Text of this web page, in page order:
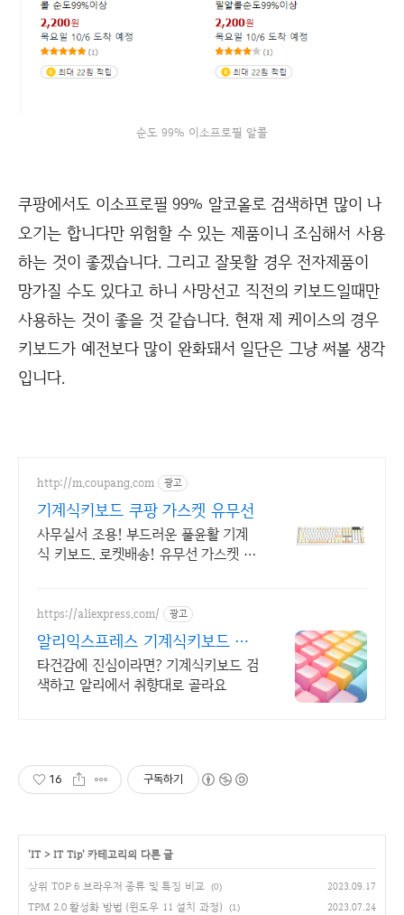
순도 99% 이소프로필 알콜
쿠팡에서도 이소프로필 99% 알코올로 검색하면 많이 나
오기는 합니다만 위험할 수 있는 제품이니 조심해서 사용
하는 것이 좋겠습니다. 그리고 잘못할 경우 전자제품이
망가질 수도 있다고 하니 사망선고 직전의 키보드일때만
사용하는 것이 좋을 것 같습니다. 현재 제 케이스의 경우
키보드가 예전보다 많이 완화돼서 일단은 그냥 써볼 생각
입니다.
http://m.coupang.com 광고
기계식키보드 쿠팡 가스켓 유무선
사무실서 조용! 부드러운 풀윤활 기계
식 키보드. 로켓배송! 유무선 가스켓 키
https://aliexpress.com/ 광고
알리익스프레스 기계식키보드 데
스크 셋업, 알리에서 시작
타건감에 진심이라면? 기계식키보드 검
색하고 알리에서 취향대로 골라요
16 구독하기
'IT>IT Tip' 카테고리의 다른 글
상위 TOP 6 브라우저 종류 및 특징 비교 (0) 2023.09.17
TPM 2.0 활성화 방법 (윈도우 11 설치 과정) (1) 2023.07.24